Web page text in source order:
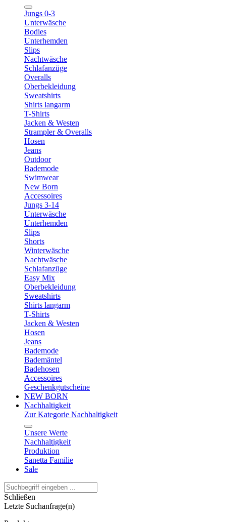
Jungs 0-3
Unterwäsche
Bodies
Unterhemden
Slips
Nachtwäsche
Schlafanzüge
Overalls
Oberbekleidung
Sweatshirts
Shirts langarm
T-Shirts
Jacken & Westen
Strampler & Overalls
Hosen
Jeans
Outdoor
Bademode
Swimwear
New Born
Accessoires
Jungs 3-14
Unterwäsche
Unterhemden
Slips
Shorts
Winterwäsche
Nachtwäsche
Schlafanzüge
Easy Mix
Oberbekleidung
Sweatshirts
Shirts langarm
T-Shirts
Jacken & Westen
Hosen
Jeans
Bademode
Bademäntel
Badehosen
Accessoires
Geschenkgutscheine
NEW BORN
Nachhaltigkeit
Zur Kategorie Nachhaltigkeit
Unsere Werte
Nachhaltigkeit
Produktion
Sanetta Familie
Sale
Schließen
Letzte Suchanfrage(n)